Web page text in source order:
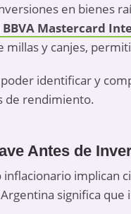
en bienes
Mastercard
y canjes,
identificar y
de rendimiento.
Antes de
implican
significa